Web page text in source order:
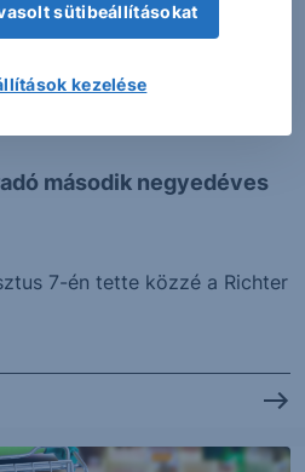
második negyedéves
7-én tette közzé a Richter
sütibeállításokat
kezelése